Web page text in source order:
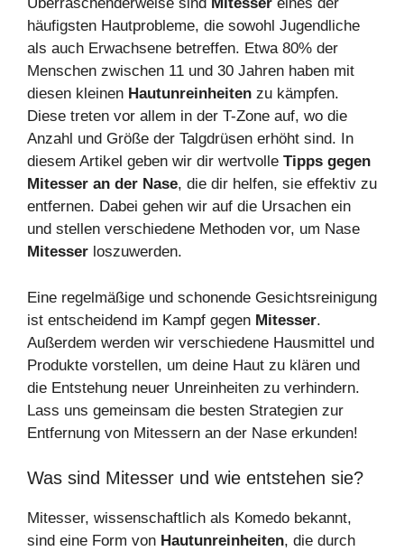
Überraschenderweise sind Mitesser eines der
häufigsten Hautprobleme, die sowohl Jugendliche
als auch Erwachsene betreffen. Etwa 80% der
Menschen zwischen 11 und 30 Jahren haben mit
diesen kleinen Hautunreinheiten zu kämpfen.
Diese treten vor allem in der T-Zone auf, wo die
Anzahl und Größe der Talgdrüsen erhöht sind. In
diesem Artikel geben wir dir wertvolle Tipps gegen
Mitesser an der Nase, die dir helfen, sie effektiv zu
entfernen. Dabei gehen wir auf die Ursachen ein
und stellen verschiedene Methoden vor, um Nase
Mitesser loszuwerden.
Eine regelmäßige und schonende Gesichtsreinigung
ist entscheidend im Kampf gegen Mitesser.
Außerdem werden wir verschiedene Hausmittel und
Produkte vorstellen, um deine Haut zu klären und
die Entstehung neuer Unreinheiten zu verhindern.
Lass uns gemeinsam die besten Strategien zur
Entfernung von Mitessern an der Nase erkunden!
Was sind Mitesser und wie entstehen sie?
Mitesser, wissenschaftlich als Komedo bekannt,
sind eine Form von Hautunreinheiten, die durch